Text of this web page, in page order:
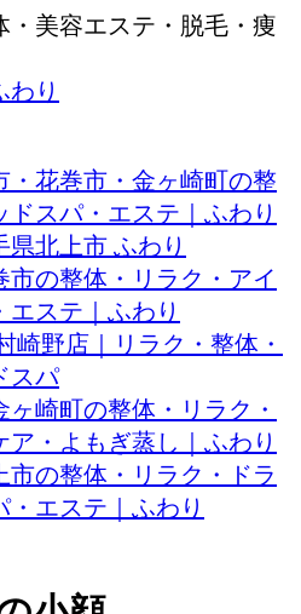
・美容エステ・脱毛・痩
わり
・花巻市・金ヶ崎町の整
スパ・エステ｜ふわり
県北上市 ふわり
市の整体・リラク・アイ
エステ｜ふわり
崎野店｜リラク・整体・
スパ
崎町の整体・リラク・
ア・よもぎ蒸し｜ふわり
市の整体・リラク・ドラ
・エステ｜ふわり